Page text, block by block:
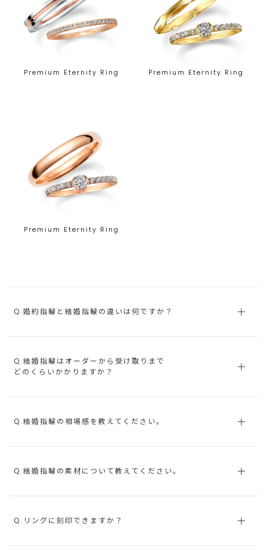
Premium Eternity Ring Premium Eternity Ring
Premium Eternity Ring
Q.婚約指輪と結婚指輪の違いは何ですか？
Q.結婚指輪はオーダーから受け取りまで
どのくらいかかりますか？
Q.結婚指輪の相場感を教えてください。
Q.結婚指輪の素材について教えてください。
Q.リングに刻印できますか？